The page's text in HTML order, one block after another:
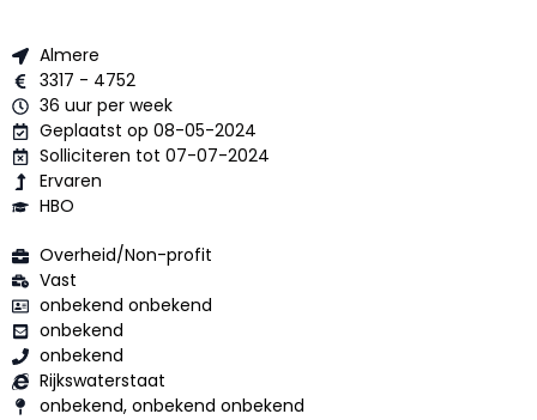
Almere
3317 - 4752
36 uur per week
Geplaatst op 08-05-2024
Solliciteren tot 07-07-2024
Ervaren
HBO
Overheid/Non-profit
Vast
onbekend onbekend
onbekend
onbekend
Rijkswaterstaat
onbekend, onbekend onbekend